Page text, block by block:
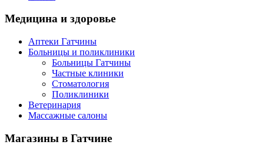
Медицина и здоровье
Аптеки Гатчины
Больницы и поликлиники
Больницы Гатчины
Частные клиники
Стоматология
Поликлиники
Ветеринария
Массажные салоны
Магазины в Гатчине